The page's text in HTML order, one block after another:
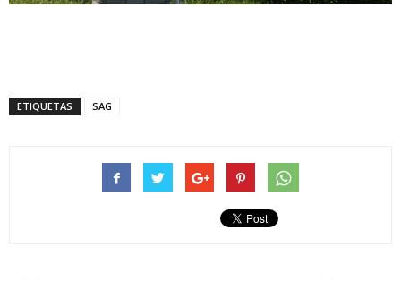
ETIQUETAS SAG